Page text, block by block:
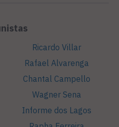
Ricardo Villar
Rafael Alvarenga
Chantal Campello
Wagner Sena
Informe dos Lagos